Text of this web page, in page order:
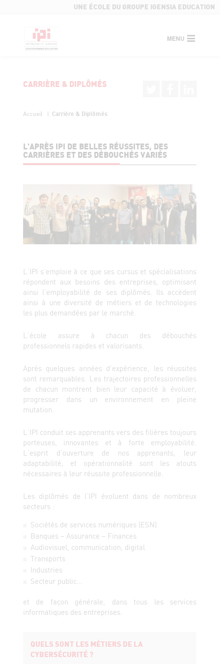
UNE ÉCOLE DU GROUPE IGENSIA EDUCATION
MENU
CARRIÈRE & DIPLÔMÉS
Accueil Carrière & Diplômés
L'APRÈS IPI DE BELLES RÉUSSITES, DES
CARRIÈRES ET DES DÉBOUCHÉS VARIÉS
L’IPI s’emploie à ce que ses cursus et spécialisations
répondent aux besoins des entreprises, optimisant
ainsi l’employabilité de ses diplômés. Ils accèdent
ainsi à une diversité de métiers et de technologies
les plus demandées par le marché.
L’école assure à chacun des débouchés
professionnels rapides et valorisants.
Après quelques années d’expérience, les réussites
sont remarquables. Les trajectoires professionnelles
de chacun montrent bien leur capacité à évoluer,
progresser dans un environnement en pleine
mutation.
L’IPI conduit ses apprenants vers des filières toujours
porteuses, innovantes et à forte employabilité.
L’esprit d’ouverture de nos apprenants, leur
adaptabilité, et opérationnalité sont les atouts
nécessaires à leur réussite professionnelle.
Les diplômés de l’IPI évoluent dans de nombreux
secteurs :
Sociétés de services numériques (ESN)
Banques – Assurance – Finances
Audiovisuel, communication, digital
Transports
Industries
Secteur public…
et de façon générale, dans tous les services
informatiques des entreprises.
QUELS SONT LES MÉTIERS DE LA
CYBERSÉCURITÉ ?